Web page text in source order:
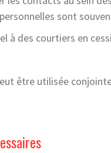
sont
à des courtiers en
être utilisée